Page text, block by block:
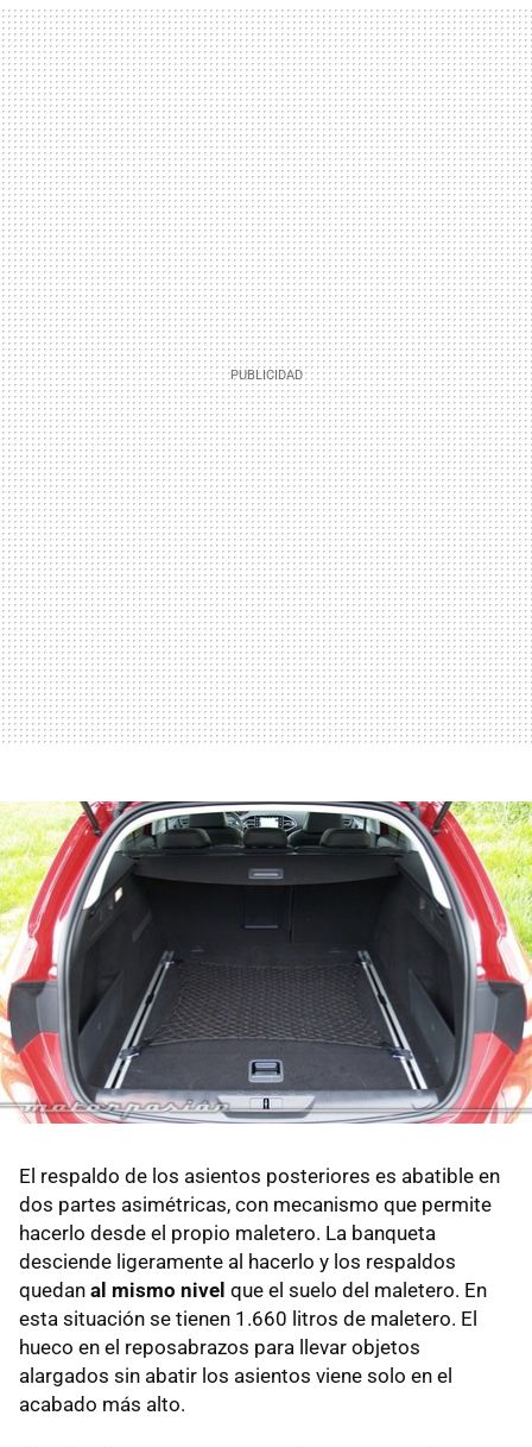
El respaldo de los asientos posteriores es abatible en
dos partes asimétricas, con mecanismo que permite
hacerlo desde el propio maletero. La banqueta
desciende ligeramente al hacerlo y los respaldos
quedan al mismo nivel que el suelo del maletero. En
esta situación se tienen 1.660 litros de maletero. El
hueco en el reposabrazos para llevar objetos
alargados sin abatir los asientos viene solo en el
acabado más alto.